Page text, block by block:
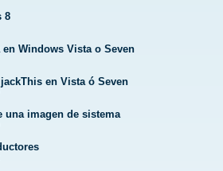
8
Windows Vista o Seven
en Vista ó Seven
una imagen de sistema